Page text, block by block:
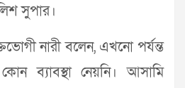
সুপার।
নারী বলেন, এখনো পর্যন্ত
ব্যাবস্থা নেয়নি। আসামি